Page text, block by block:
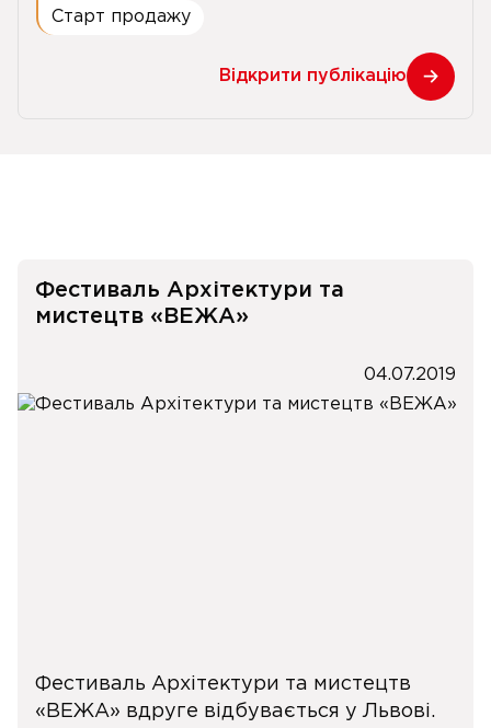
Старт продажу
Відкрити публікацію
Фестиваль Архітектури та
мистецтв «ВЕЖА»
04.07.2019
Фестиваль Архітектури та мистецтв
«ВЕЖА» вдруге відбувається у Львові.